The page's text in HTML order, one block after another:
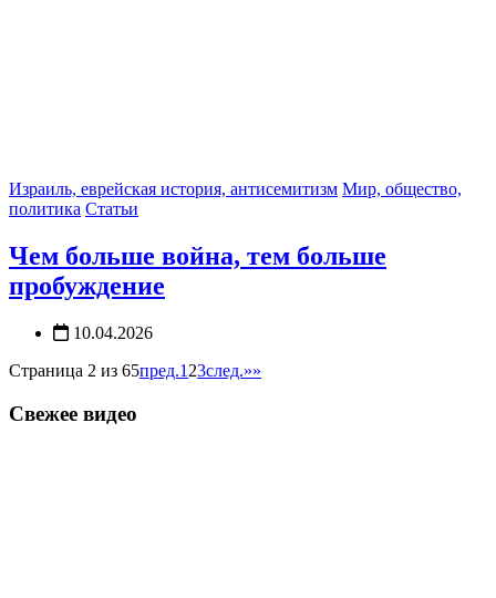
Израиль, еврейская история, антисемитизм Мир, общество,
политика Статьи
Чем больше война, тем больше
пробуждение
10.04.2026
Страница 2 из 65пред.1 23след.»»
Свежее видео